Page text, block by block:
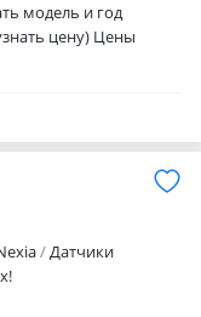
модель и год
цену) Цены
от марки
Датчики